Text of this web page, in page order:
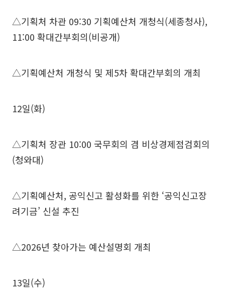
△기획처 차관 09:30 기획예산처 개청식(세종청사),
11:00 확대간부회의(비공개)
△기획예산처 개청식 및 제5차 확대간부회의 개최
12일(화)
△기획처 장관 10:00 국무회의 겸 비상경제점검회의
(청와대)
△기획예산처, 공익신고 활성화를 위한 ‘공익신고장
려기금’ 신설 추진
△2026년 찾아가는 예산설명회 개최
13일(수)